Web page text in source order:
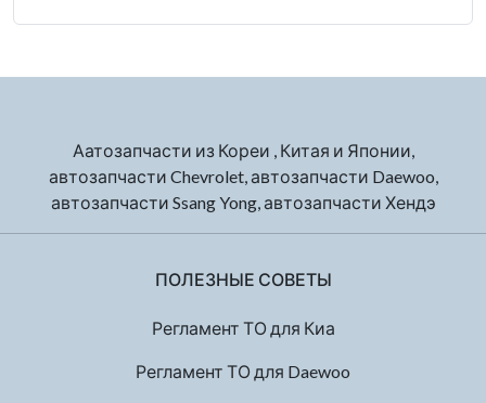
Аатозапчасти из Кореи , Китая и Японии,
автозапчасти Chevrolet, автозапчасти Daewoo,
автозапчасти Ssang Yong, автозапчасти Хендэ
ПОЛЕЗНЫЕ СОВЕТЫ
Регламент ТО для Киа
Регламент ТО для Daewoo